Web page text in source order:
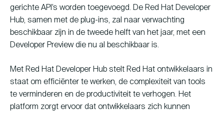
gerichte API’s worden toegevoegd. De Red Hat Developer
Hub, samen met de plug-ins, zal naar verwachting
beschikbaar zijn in de tweede helft van het jaar, met een
Developer Preview die nu al beschikbaar is.
Met Red Hat Developer Hub stelt Red Hat ontwikkelaars in
staat om efficiënter te werken, de complexiteit van tools
te verminderen en de productiviteit te verhogen. Het
platform zorgt ervoor dat ontwikkelaars zich kunnen